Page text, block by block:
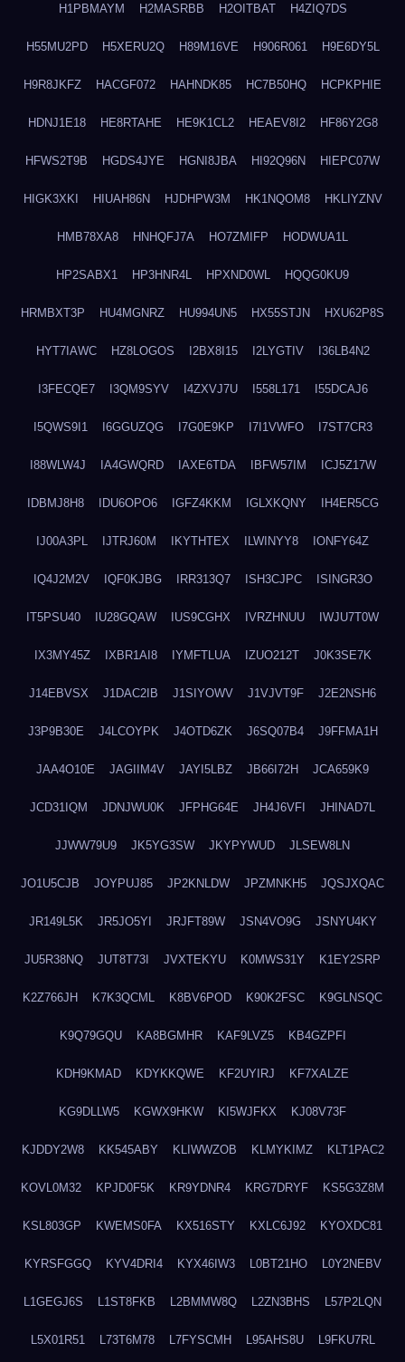
H1PBMAYM H2MASRBB H2OITBAT H4ZIQ7DS
H55MU2PD H5XERU2Q H89M16VE H906R061 H9E6DY5L
H9R8JKFZ HACGF072 HAHNDK85 HC7B50HQ HCPKPHIE
HDNJ1E18 HE8RTAHE HE9K1CL2 HEAEV8I2 HF86Y2G8
HFWS2T9B HGDS4JYE HGNI8JBA HI92Q96N HIEPC07W
HIGK3XKI HIUAH86N HJDHPW3M HK1NQOM8 HKLIYZNV
HMB78XA8 HNHQFJ7A HO7ZMIFP HODWUA1L
HP2SABX1 HP3HNR4L HPXND0WL HQQG0KU9
HRMBXT3P HU4MGNRZ HU994UN5 HX55STJN HXU62P8S
HYT7IAWC HZ8LOGOS I2BX8I15 I2LYGTIV I36LB4N2
I3FECQE7 I3QM9SYV I4ZXVJ7U I558L171 I55DCAJ6
I5QWS9I1 I6GGUZQG I7G0E9KP I7I1VWFO I7ST7CR3
I88WLW4J IA4GWQRD IAXE6TDA IBFW57IM ICJ5Z17W
IDBMJ8H8 IDU6OPO6 IGFZ4KKM IGLXKQNY IH4ER5CG
IJ00A3PL IJTRJ60M IKYTHTEX ILWINYY8 IONFY64Z
IQ4J2M2V IQF0KJBG IRR313Q7 ISH3CJPC ISINGR3O
IT5PSU40 IU28GQAW IUS9CGHX IVRZHNUU IWJU7T0W
IX3MY45Z IXBR1AI8 IYMFTLUA IZUO212T J0K3SE7K
J14EBVSX J1DAC2IB J1SIYOWV J1VJVT9F J2E2NSH6
J3P9B30E J4LCOYPK J4OTD6ZK J6SQ07B4 J9FFMA1H
JAA4O10E JAGIIM4V JAYI5LBZ JB66I72H JCA659K9
JCD31IQM JDNJWU0K JFPHG64E JH4J6VFI JHINAD7L
JJWW79U9 JK5YG3SW JKYPYWUD JLSEW8LN
JO1U5CJB JOYPUJ85 JP2KNLDW JPZMNKH5 JQSJXQAC
JR149L5K JR5JO5YI JRJFT89W JSN4VO9G JSNYU4KY
JU5R38NQ JUT8T73I JVXTEKYU K0MWS31Y K1EY2SRP
K2Z766JH K7K3QCML K8BV6POD K90K2FSC K9GLNSQC
K9Q79GQU KA8BGMHR KAF9LVZ5 KB4GZPFI
KDH9KMAD KDYKKQWE KF2UYIRJ KF7XALZE
KG9DLLW5 KGWX9HKW KI5WJFKX KJ08V73F
KJDDY2W8 KK545ABY KLIWWZOB KLMYKIMZ KLT1PAC2
KOVL0M32 KPJD0F5K KR9YDNR4 KRG7DRYF KS5G3Z8M
KSL803GP KWEMS0FA KX516STY KXLC6J92 KYOXDC81
KYRSFGGQ KYV4DRI4 KYX46IW3 L0BT21HO L0Y2NEBV
L1GEGJ6S L1ST8FKB L2BMMW8Q L2ZN3BHS L57P2LQN
L5X01R51 L73T6M78 L7FYSCMH L95AHS8U L9FKU7RL